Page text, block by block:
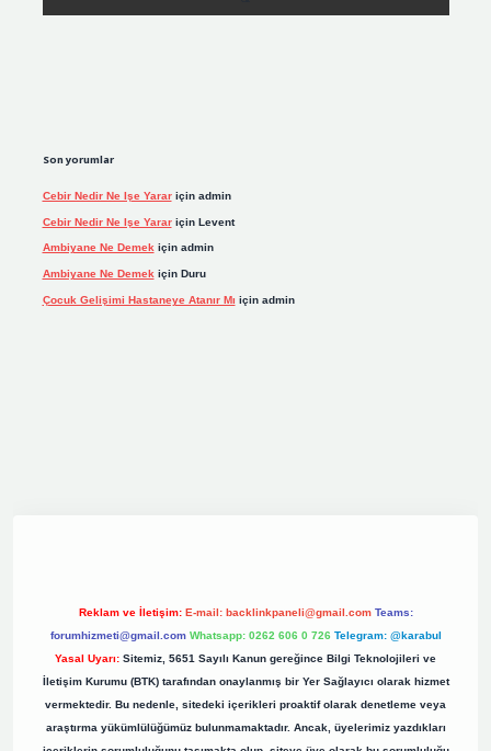
Son yorumlar
Cebir Nedir Ne Işe Yarariçin admin
Cebir Nedir Ne Işe Yarariçin Levent
Ambiyane Ne Demekiçin admin
Ambiyane Ne Demek için Duru
Çocuk Gelişimi Hastaneye Atanır Mı için admin
Reklam ve İletişim: E-mail: backlinkpaneli@gmail.com Teams:
forumhizmeti@gmail.com Whatsapp: 0262 606 0 726 Telegram: @karabul
Yasal Uyarı: Sitemiz, 5651 Sayılı Kanun gereğince Bilgi Teknolojileri ve
İletişim Kurumu (BTK) tarafından onaylanmış bir Yer Sağlayıcı olarak hizmet
vermektedir. Bu nedenle, sitedeki içerikleri proaktif olarak denetleme veya
araştırma yükümlülüğümüz bulunmamaktadır. Ancak, üyelerimiz yazdıkları